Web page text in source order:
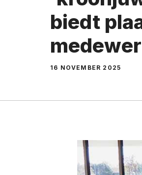
biedt
16 NOVEMBER 2025